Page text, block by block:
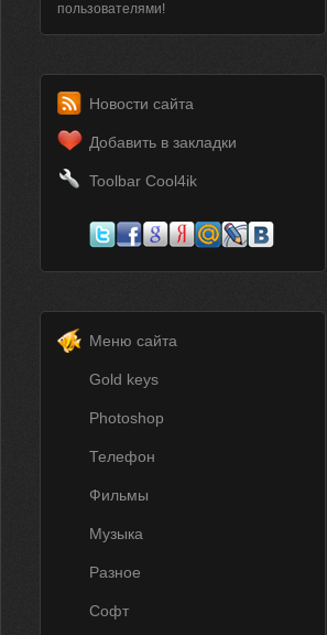
пользователями!
Новости сайта
Добавить в закладки
Toolbar Cool4ik
Меню сайта
Gold keys
Photoshop
Телефон
Фильмы
Музыка
Разное
Софт